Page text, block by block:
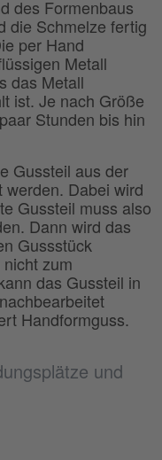
und
des Formenbaus
die Schmelze fertig
per Hand
Metall
das Metall
ist. Je nach Größe
Stunden bis hin
Gussteil aus der
Dabei wird
Gussteil muss also
Dann wird das
Gussstück
zum
das Gussteil in
Handformguss.